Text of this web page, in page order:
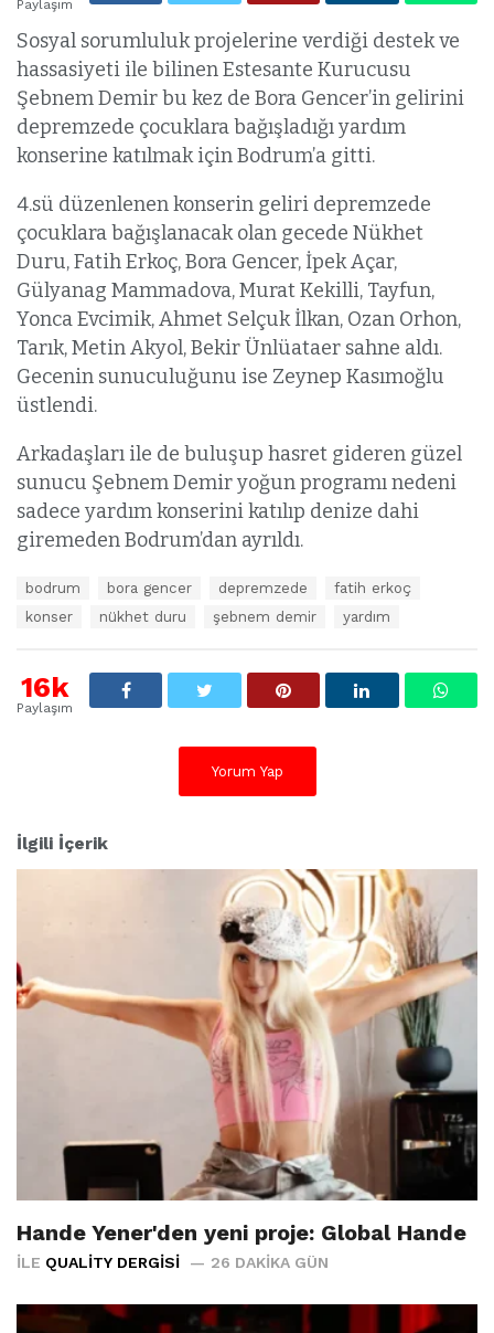
Paylaşım
Sosyal sorumluluk projelerine verdiği destek ve
hassasiyeti ile bilinen Estesante Kurucusu
Şebnem Demir bu kez de Bora Gencer’in gelirini
depremzede çocuklara bağışladığı yardım
konserine katılmak için Bodrum’a gitti.
4.sü düzenlenen konserin geliri depremzede
çocuklara bağışlanacak olan gecede Nükhet
Duru, Fatih Erkoç, Bora Gencer, İpek Açar,
Gülyanag Mammadova, Murat Kekilli, Tayfun,
Yonca Evcimik, Ahmet Selçuk İlkan, Ozan Orhon,
Tarık, Metin Akyol, Bekir Ünlüataer sahne aldı.
Gecenin sunuculuğunu ise Zeynep Kasımoğlu
üstlendi.
Arkadaşları ile de buluşup hasret gideren güzel
sunucu Şebnem Demir yoğun programı nedeni
sadece yardım konserini katılıp denize dahi
giremeden Bodrum’dan ayrıldı.
t
l
bodrum bora gencer depremzede
fatih erkoç
konser
nükhet duru şebnem demir yardım
16k
Paylaşım
Yorum Yap
İlgili İçerik
Hande Yener'den yeni proje: Global Hande
İLE QUALITY DERGISI 26 DAKIKA GÜN